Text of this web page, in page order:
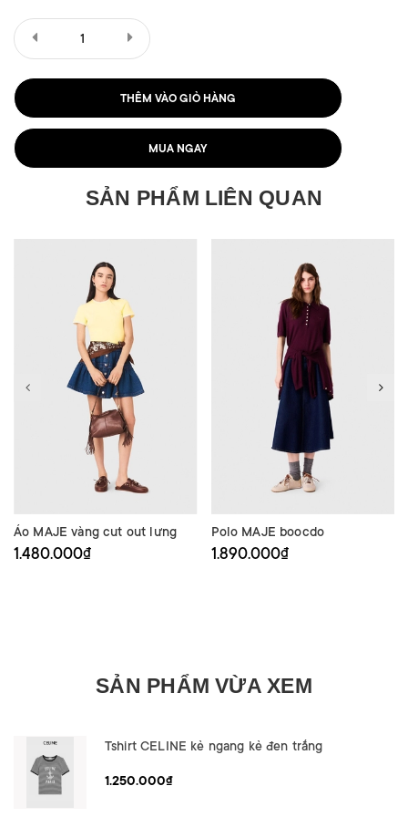
THÊM VÀO GIỎ HÀNG
MUA NGAY
SẢN PHẨM LIÊN QUAN
Áo MAJE vàng cut out lưng
1.480.000₫
Polo MAJE boocdo
1.890.000₫
SẢN PHẨM VỪA XEM
Tshirt CELINE kẻ ngang kẻ đen trắng
1.250.000₫